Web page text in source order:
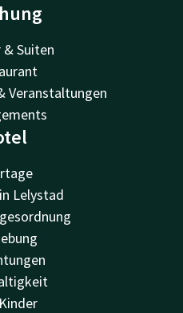
Suiten
Veranstaltungen
Lelystad